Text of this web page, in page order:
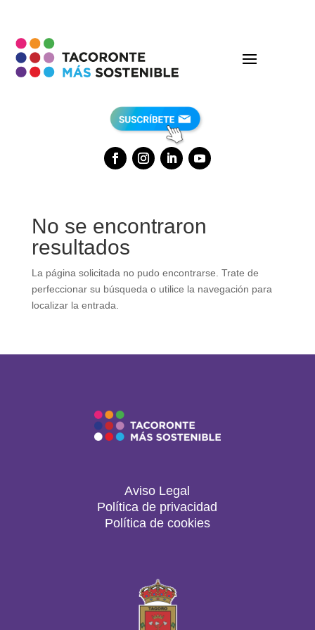
No se encontraron
resultados
La página solicitada no pudo encontrarse. Trate de
perfeccionar su búsqueda o utilice la navegación para
localizar la entrada.
Aviso Legal
Política de privacidad
Política de cookies